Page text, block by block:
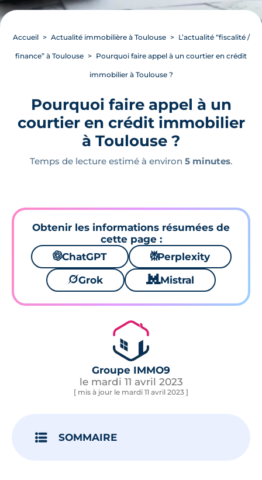
Accueil Actualité immobilière à Toulouse L’actualité “fiscalité /
finance” à Toulouse Pourquoi faire appel à un courtier en crédit
immobilier à Toulouse ?
Pourquoi faire appel à un
courtier en crédit immobilier
à Toulouse ?
Temps de lecture estimé à environ 5 minutes.
Obtenir les informations résumées de
cette page :
🌌ChatGPT ⚙Perplexity
🪐Grok 🐱 Mistral
Groupe IMMO9
le mardi 11 avril 2023
[ mis à jour le mardi 11 avril 2023 ]
SOMMAIRE